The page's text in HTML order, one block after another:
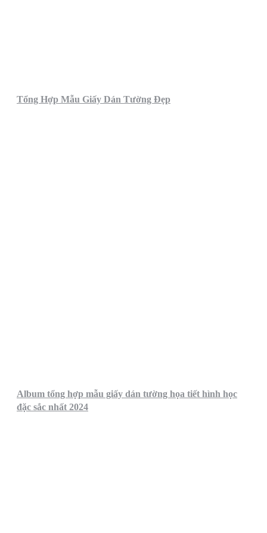
Tổng Hợp Mẫu Giấy Dán Tường Đẹp
Album tổng hợp mẫu giấy dán tường họa tiết hình học
đặc sắc nhất 2024